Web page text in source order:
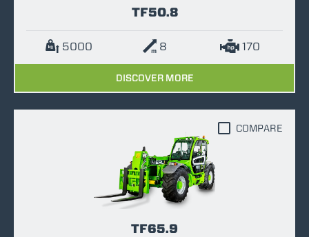
TF50.8
5000 8 170
DISCOVER MORE
TF65.9
COMPARE